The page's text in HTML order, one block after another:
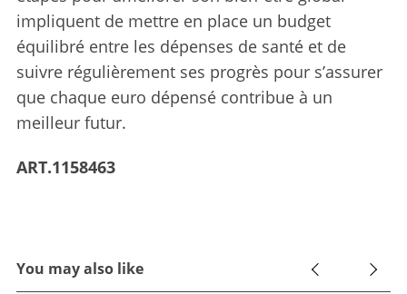
impliquent de mettre en place un budget
équilibré entre les dépenses de santé et de
suivre régulièrement ses progrès pour s’assurer
que chaque euro dépensé contribue à un
meilleur futur.
ART.1158463
You may also like